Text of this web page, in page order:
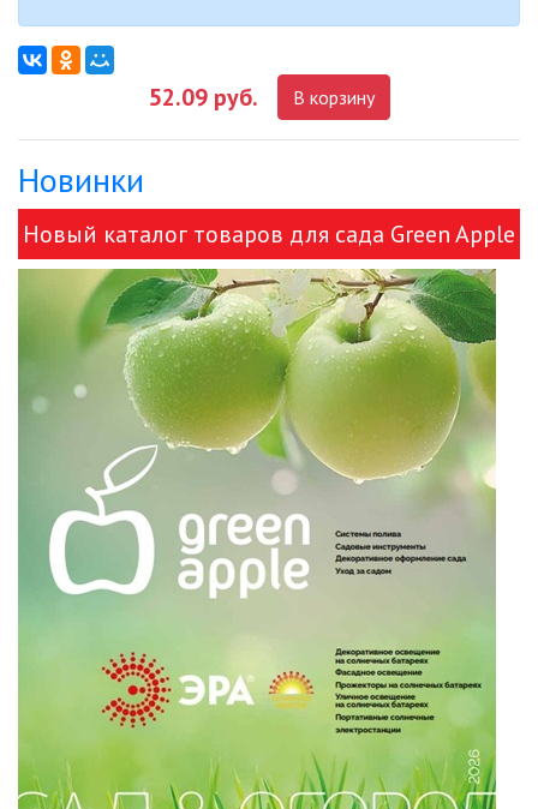
ДЕКОРАТИВНАЯ ПОДСВЕТКА
ДЕКОРАТИВНЫЕ СВЕТИЛЬНИКИ
ИЗОЛЯЦИОННАЯ ЛЕНТА
ИНФРАКРАСНЫЕ ЛАМПЫ
ИСТОЧНИКИ СВЕТА
КАБЕЛЕНЕСУЩИЕ СИСТЕМЫ
КАБЕЛЬ
КЛЕЙКИЕ ЛЕНТЫ
ЛИНЕЙНЫЕ СВЕТОДИОДНЫЕ
СВЕТИЛЬНИКИ
ЛЮСТРЫ
52.09 руб. В корзину
Новинки
Новый каталог товаров для сада Green Apple
и ЭРА!